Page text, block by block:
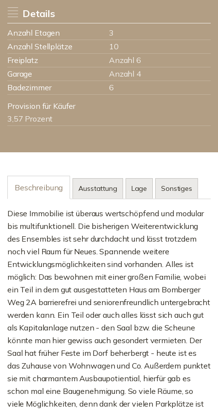
Details
Anzahl Etagen
3
Anzahl Stellplätze
10
Freiplatz
Anzahl 6
Garage
Anzahl 4
Badezimmer
6
Provision für Käufer
3,57 Prozent
Beschreibung Ausstattung Lage Sonstiges
Diese Immobilie ist überaus wertschöpfend und modular
bis multifunktionell. Die bisherigen Weiterentwicklung
des Ensembles ist sehr durchdacht und lässt trotzdem
noch viel Raum für Neues. Spannende weitere
Entwicklungsmöglichkeiten sind vorhanden. Alles ist
möglich: Das bewohnen mit einer großen Familie, wobei
ein Teil in dem gut ausgestatteten Haus am Bomberger
Weg 2A barrierefrei und seniorenfreundlich untergebracht
werden kann. Ein Teil oder auch alles lässt sich auch gut
als Kapitalanlage nutzen - den Saal bzw. die Scheune
könnte man hier gewiss auch gesondert vermieten. Der
Saal hat früher Feste im Dorf beherbergt - heute ist es
das Zuhause von Wohnwagen und Co. Außerdem punktet
sie mit charmantem Ausbaupotiential, hierfür gab es
schon mal eine Baugenehmigung. So viele Räume, so
viele Möglichkeiten, denn dank der vielen Parkplätze ist